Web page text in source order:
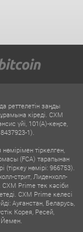
реттелетін заңды
кіреді. CXM
үйі, 101(A)-кеңсе,
1).
тіркелген,
(FCA) тарапынан
(тіркеу нөмірі: 966753).
стрит, Лиденхолл-
CXM Prime тек кәсіби
CXM Prime келесі
Ауғанстан, Беларусь,
Корея, Ресей,